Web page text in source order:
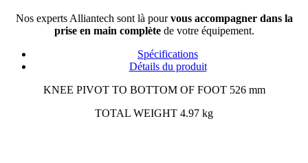
Nos experts Alliantech sont là pourvous accompagner dans la
prise en main complètede votre équipement.
Spécifications
Détails du produit
KNEE PIVOT TO BOTTOM OF FOOT 526 mm
TOTAL WEIGHT 4.97 kg